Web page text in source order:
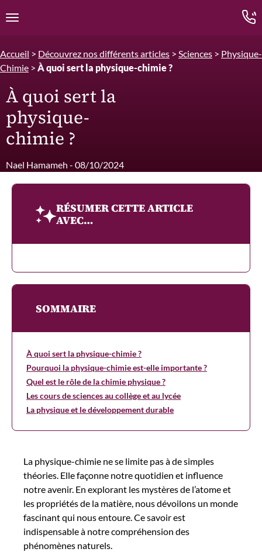
Ouvrir la navigation
Accueil > Découvrez nos différents articles > Sciences > Physique-
Chimie > À quoi sert la physique-chimie ?
À quoi sert la
physique-
chimie ?
Nael Hamameh - 08/10/2024
La physique-chimie ne se limite pas à de simples
théories. Elle façonne notre quotidien et influence
notre avenir. En explorant les mystères de l’atome et
les propriétés de la matière, nous dévoilons un monde
fascinant qui nous entoure. Ce savoir est
indispensable à notre compréhension des
phénomènes naturels.
RÉSUMER CETTE ARTICLE
AVEC…
SOMMAIRE
À quoi sert la physique-chimie ?
Pourquoi la physique-chimie est-elle importante ?
Quel est le rôle de la chimie physique ?
Les cours de sciences au collège et au lycée
La physique et le développement durable